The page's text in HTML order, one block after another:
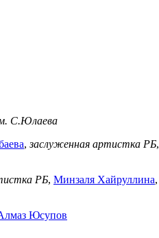
С.Юлаева
,заслуженная артистка РБ,
РБ, Минзаля Хайруллина,
Юсупов